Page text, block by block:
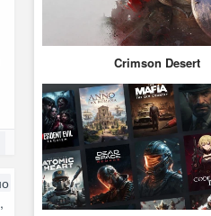
Crimson Desert